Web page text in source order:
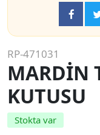
RP-471031
MARDİN
KUTUSU
Stokta var